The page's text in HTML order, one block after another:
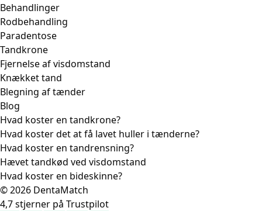
Behandlinger
Rodbehandling
Paradentose
Tandkrone
Fjernelse af visdomstand
Knækket tand
Blegning af tænder
Blog
Hvad koster en tandkrone?
Hvad koster det at få lavet huller i tænderne?
Hvad koster en tandrensning?
Hævet tandkød ved visdomstand
Hvad koster en bideskinne?
© 2026 DentaMatch
4,7 stjerner på Trustpilot